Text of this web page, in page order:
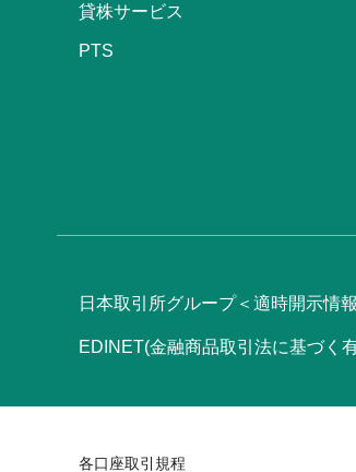
貸株サービス
PTS
日本取引所グループ＜適時開示情
EDINET(金融商品取引法に基づく
各口座取引規程